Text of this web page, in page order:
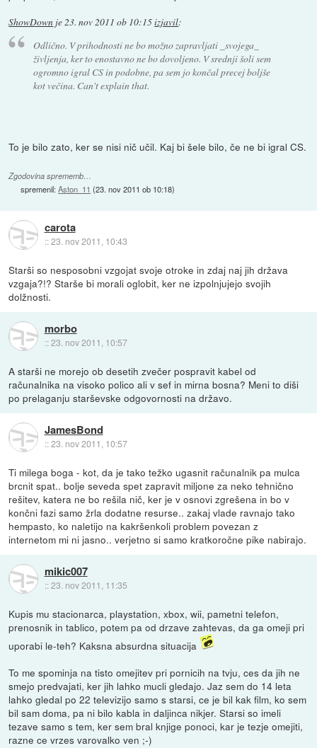
ShowDown je 23. nov 2011 ob 10:15izjavil:
Odlično. V prihodnosti ne bo možno zapravljati _svojega_
življenja, ker to enostavno ne bo dovoljeno. V srednji šoli sem
ogromno igral CS in podobne, pa sem jo končal precej boljše
kot večina. Can't explain that.
To je bilo zato, ker se nisi nič učil. Kaj bi šele bilo, če ne bi igral CS.
Zgodovina sprememb…
spremenil:Aston_11 (23. nov 2011 ob 10:18)
carota
::23. nov 2011, 10:43
Starši so nesposobni vzgojat svoje otroke in zdaj naj jih država
vzgaja?!? Starše bi morali oglobit, ker ne izpolnjujejo svojih
dolžnosti.
morbo
::23. nov 2011, 10:57
A starši ne morejo ob desetih zvečer pospravit kabel od
računalnika na visoko polico ali v sef in mirna bosna? Meni to diši
po prelaganju starševske odgovornosti na državo.
JamesBond
::23. nov 2011, 10:57
Ti milega boga - kot, da je tako težko ugasnit računalnik pa mulca
brcnit spat.. bolje seveda spet zapravit miljone za neko tehnično
rešitev, katera ne bo rešila nič, ker je v osnovi zgrešena in bo v
končni fazi samo žrla dodatne resurse.. zakaj vlade ravnajo tako
hempasto, ko naletijo na kakršenkoli problem povezan z
internetom mi ni jasno.. verjetno si samo kratkoročne pike nabirajo.
mikic007
::23. nov 2011, 11:35
Kupis mu stacionarca, playstation, xbox, wii, pametni telefon,
prenosnik in tablico, potem pa od drzave zahtevas, da ga omeji pri
uporabi le-teh? Kaksna absurdna situacija
To me spominja na tisto omejitev pri pornicih na tvju, ces da jih ne
smejo predvajati, ker jih lahko mucli gledajo. Jaz sem do 14 leta
lahko gledal po 22 televizijo samo s starsi, ce je bil kak film, ko sem
bil sam doma, pa ni bilo kabla in daljinca nikjer. Starsi so imeli
tezave samo s tem, ker sem bral knjige ponoci, kar je tezje omejiti,
razne ce vrzes varovalko ven ;-)